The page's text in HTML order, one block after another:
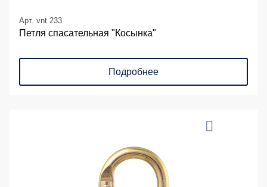
Арт. vnt 233
Петля спасательная "Косынка"
Подробнее